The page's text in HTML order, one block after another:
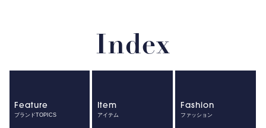
Index
Feature
ブランドTOPICS
Item
アイテム
Fashion
ファッション